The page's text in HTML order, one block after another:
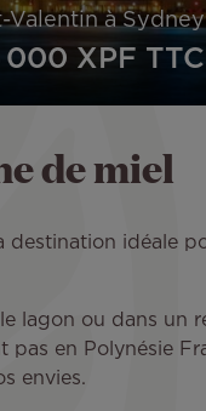
Valentin à Sydney
000 XPF TTC
de miel
destination idéale
lagon ou dans un
en Polynésie
envies.